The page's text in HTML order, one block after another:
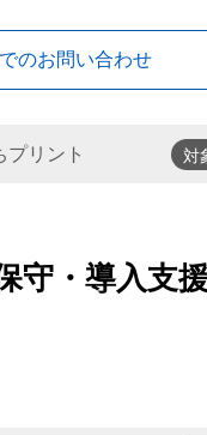
のお問い合わせ
プリント 対
守・導入支